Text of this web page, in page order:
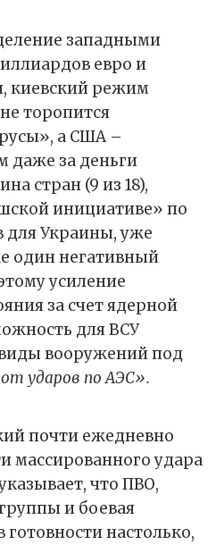
западными
евро и
киевский режим
торопится
а США –
даже за деньги
стран (9 из 18),
инициативе» по
для Украины, уже
один негативный
усиление
за счет ядерной
для ВСУ
вооружений под
ударов по АЭС».
почти ежедневно
массированного удара
что ПВО,
и боевая
готовности настолько,